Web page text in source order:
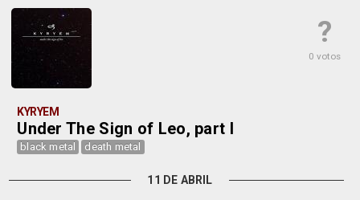
?
0 votos
KYRYEM
Under The Sign of Leo, part I
black metal death metal
11 DE ABRIL